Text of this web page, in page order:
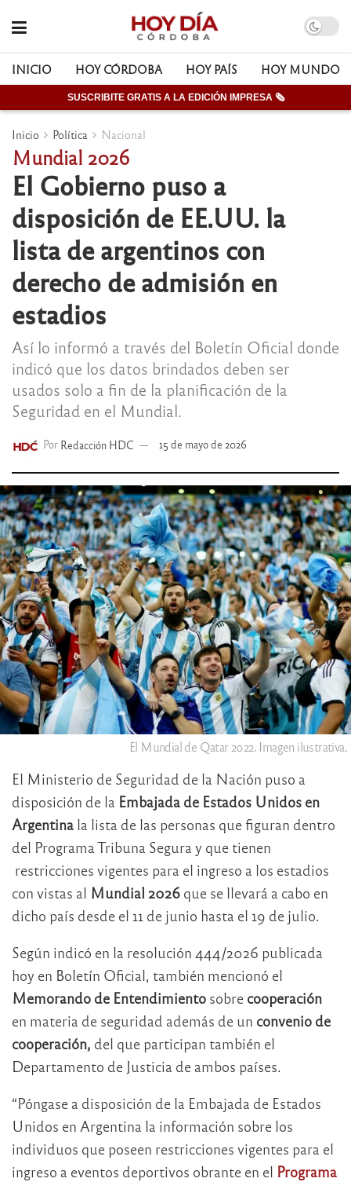
INICIO HOY CÓRDOBA HOY PAÍS HOY MUNDO
SUSCRIBITE GRATIS A LA EDICIÓN IMPRESA 🗞
Inicio Política Nacional
Mundial 2026
El Gobierno puso a
disposición de EE.UU. la
lista de argentinos con
derecho de admisión en
estadios
Así lo informó a través del Boletín Oficial donde
indicó que los datos brindados deben ser
usados solo a fin de la planificación de la
Seguridad en el Mundial.
Por Redacción HDC 15 de mayo de 2026
El Mundial de Qatar 2022. Imagen ilustrativa.
El Ministerio de Seguridad de la Nación puso a
disposición de la Embajada de Estados Unidos en
Argentina la lista de las personas que figuran dentro
del Programa Tribuna Segura y que tienen
restricciones vigentes para el ingreso a los estadios
con vistas al Mundial 2026 que se llevará a cabo en
dicho país desde el 11 de junio hasta el 19 de julio.
Según indicó en la resolución 444/2026 publicada
hoy en Boletín Oficial, también mencionó el
Memorando de Entendimiento sobre cooperación
en materia de seguridad además de un convenio de
cooperación, del que participan también el
Departamento de Justicia de ambos países.
“Póngase a disposición de la Embajada de Estados
Unidos en Argentina la información sobre los
individuos que poseen restricciones vigentes para el
ingreso a eventos deportivos obrante en el Programa